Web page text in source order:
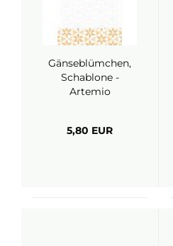
Gänseblümchen,
Schablone -
Artemio
5,80 EUR